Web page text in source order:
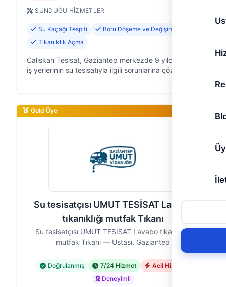
SUNDUĞU HIZMETLER
Su Kaçağı Tespiti
Boru Döşeme ve Değişimi
Tıkanıklık Açma
Calıskan Tesisat, Gaziantep merkezde 9 yıldır ev ve
iş yerlerinin su tesisatıyla ilgili sorunlarına çözüm
Gold Üye
Su tesisatçısı UMUT TESİSAT Lavabo
tıkanıklığı mutfak Tıkanı
Su tesisatçısı UMUT TESİSAT Lavabo tıkanıklığı
mutfak Tıkanı — Ustası, Gaziantep
Doğrulanmış 7/24 Hizmet
Acil Hizmet
Deneyimli